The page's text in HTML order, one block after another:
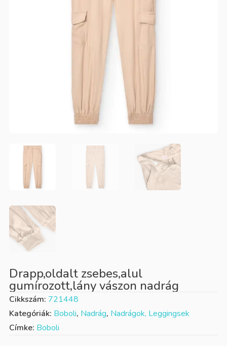
Drapp,oldalt zsebes,alul
gumírozott,lány vászon nadrág
Cikkszám: 721448
Kategóriák: Boboli, Nadrág, Nadrágok, Leggingsek
Címke: Boboli